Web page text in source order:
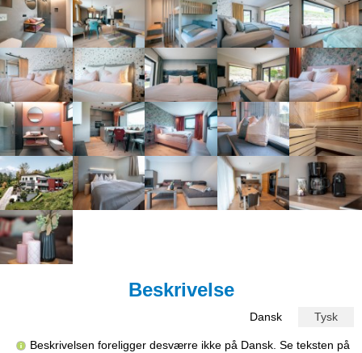
Beskrivelse
Dansk Tysk
Beskrivelsen foreligger desværre ikke på Dansk. Se teksten på